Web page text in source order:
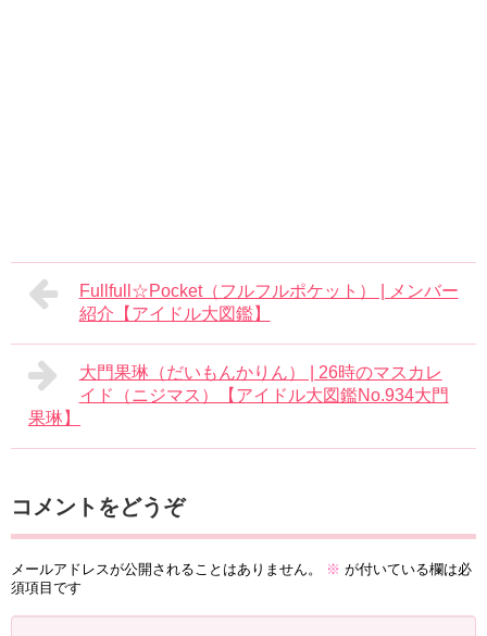
Fullfull☆Pocket（フルフルポケット） | メンバー
紹介【アイドル大図鑑】
​大門果琳（だいもんかりん） | 26時のマスカレ
イド（ニジマス）【アイドル大図鑑No.934​大門
果琳】
コメントをどうぞ
メールアドレスが公開されることはありません。 ※ が付いている欄は必
須項目です